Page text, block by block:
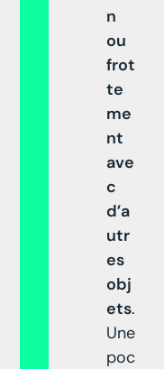
n
ou
frot
te
me
nt
ave
c
d’a
utr
es
obj
ets.
Une
poc